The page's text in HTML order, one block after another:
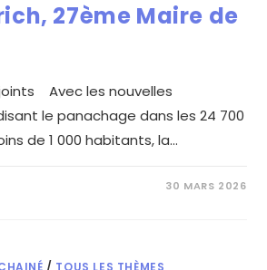
27ème Maire de
Avec les nouvelles
le panachage dans les 24 700
de 1 000 habitants, la…
30 MARS 2026